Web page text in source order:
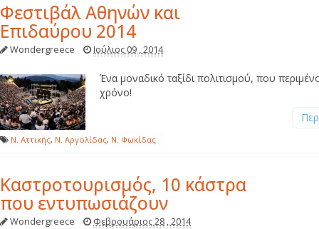
Φεστιβάλ Αθηνών και
Επιδαύρου 2014
Wondergreece Ιούλιος 09 , 2014
Ένα μοναδικό ταξίδι πολιτισμού, που
χρόνο!
Ν. Αττικής, Ν. Αργολίδας, Ν. Φωκίδας
Καστροτουρισμός, 10 κάστρα
που εντυπωσιάζουν
Wondergreece Φεβρουάριος 28 , 2014